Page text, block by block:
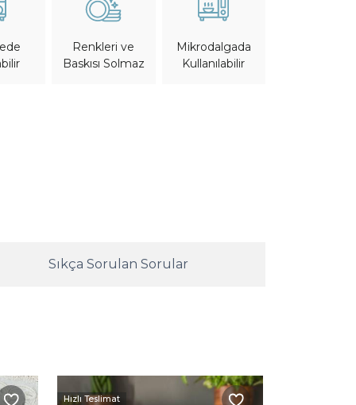
Renkleri ve
Baskısı Solmaz
Mikrodalgada
Kullanılabilir
Sıkça Sorulan Sorular
Hızlı Teslimat